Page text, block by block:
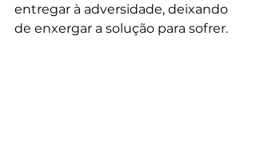
entregar à adversidade, deixando
de enxergar a solução para sofrer.